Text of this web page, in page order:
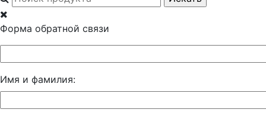
Форма обратной связи
Имя и фамилия: